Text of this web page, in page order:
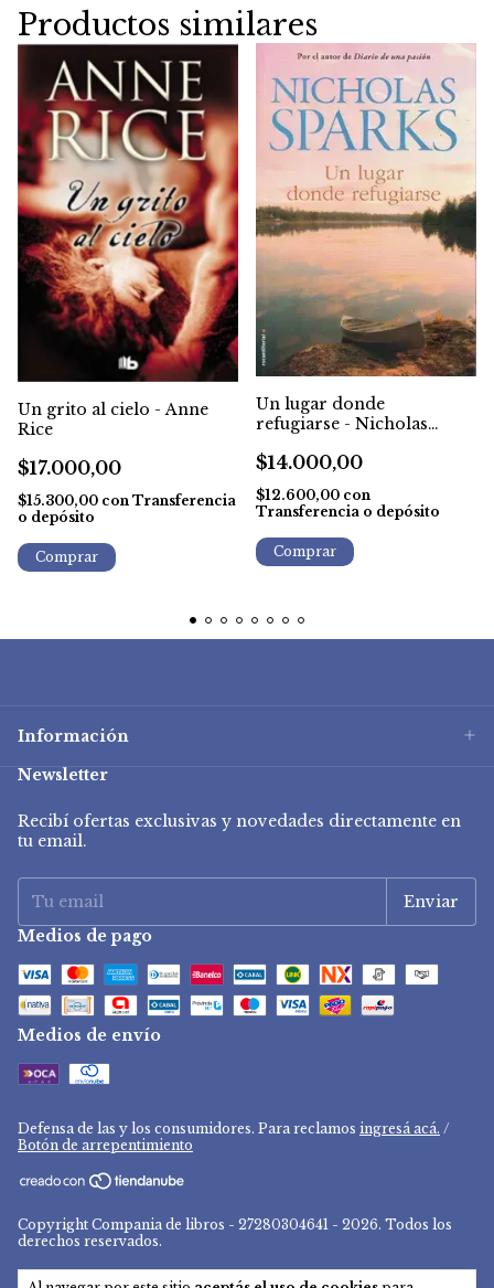
Productos similares
Un grito al cielo - Anne
Rice
$17.000,00
$15.300,00 con Transferencia
o depósito
Un lugar donde
refugiarse - Nicholas
$14.000,00
$12.600,00 con
Transferencia o depósito
Información
Newsletter
Recibí ofertas exclusivas y novedades directamente en
tu email.
Medios de pago
Medios de envío
Defensa de las y los consumidores. Para reclamos ingresá acá. /
Botón de arrepentimiento
Copyright Compania de libros - 27280304641 - 2026. Todos los
derechos reservados.